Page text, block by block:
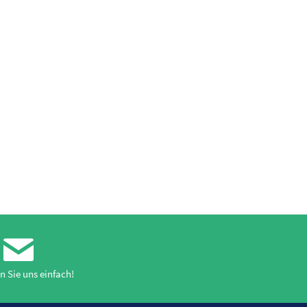
Sie uns einfach!